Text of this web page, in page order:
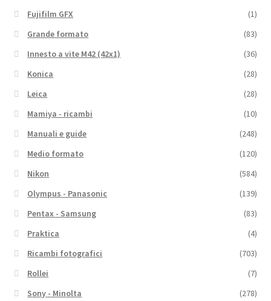
Fujifilm GFX
(1)
Grande formato
(83)
Innesto a vite M42 (42x1)
(36)
Konica
(28)
Leica
(28)
Mamiya - ricambi
(10)
Manuali e guide
(248)
Medio formato
(120)
Nikon
(584)
Olympus - Panasonic
(139)
Pentax - Samsung
(83)
Praktica
(4)
Ricambi fotografici
(703)
Rollei
(7)
Sony - Minolta
(278)